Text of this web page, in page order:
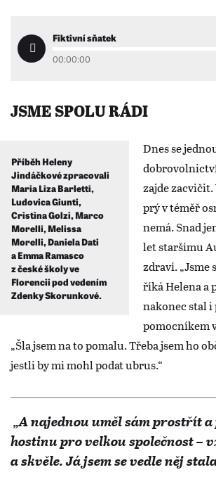
Fiktivní sňatek
00:00:00
JSME SPOLU RÁDI
Příběh Heleny
Jindáčkové zpracovali
Maria Liza Barletti,
Ludovica Giunti,
Cristina Golzi, Marco
Morelli, Melissa
Morelli, Daniela Dati
a Emma Ramasco
z české školy ve
Florencii pod vedením
Zdenky Skorunkové.
Dnes se
zajde
prý v téměř
nemá. Snad
let staršímu
zdraví. „Jsme
říká Helena a
nakonec stal i
pomocníkem
„Šla jsem na to pomalu. Třeba jsem ho
jestli by mi mohl podat ubrus.“
„A najednou uměl sám prostřít
hostinu pro velkou společnost –
a skvěle. Já jsem se vedle něj